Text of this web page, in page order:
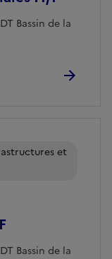
Bassin de la
Bassin de la
et